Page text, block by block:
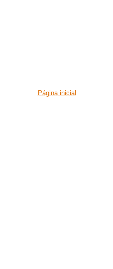
Página inicial